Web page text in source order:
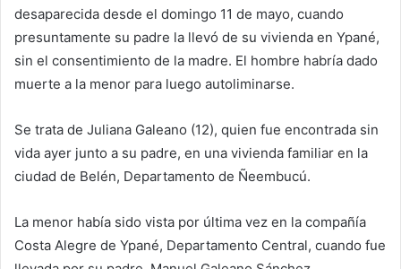
desaparecida desde el domingo 11 de mayo, cuando
presuntamente su padre la llevó de su vivienda en Ypané,
sin el consentimiento de la madre. El hombre habría dado
muerte a la menor para luego autoliminarse.
Se trata de Juliana Galeano (12), quien fue encontrada sin
vida ayer junto a su padre, en una vivienda familiar en la
ciudad de Belén, Departamento de Ñeembucú.
La menor había sido vista por última vez en la compañía
Costa Alegre de Ypané, Departamento Central, cuando fue